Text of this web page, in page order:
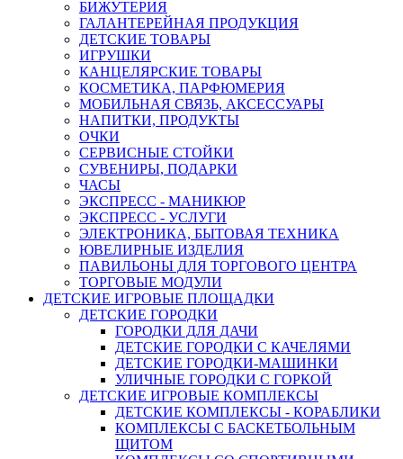
БИЖУТЕРИЯ
ГАЛАНТЕРЕЙНАЯ ПРОДУКЦИЯ
ДЕТСКИЕ ТОВАРЫ
ИГРУШКИ
КАНЦЕЛЯРСКИЕ ТОВАРЫ
КОСМЕТИКА, ПАРФЮМЕРИЯ
МОБИЛЬНАЯ СВЯЗЬ, АКСЕССУАРЫ
НАПИТКИ, ПРОДУКТЫ
ОЧКИ
СЕРВИСНЫЕ СТОЙКИ
СУВЕНИРЫ, ПОДАРКИ
ЧАСЫ
ЭКСПРЕСС - МАНИКЮР
ЭКСПРЕСС - УСЛУГИ
ЭЛЕКТРОНИКА, БЫТОВАЯ ТЕХНИКА
ЮВЕЛИРНЫЕ ИЗДЕЛИЯ
ПАВИЛЬОНЫ ДЛЯ ТОРГОВОГО ЦЕНТРА
ТОРГОВЫЕ МОДУЛИ
ДЕТСКИЕ ИГРОВЫЕ ПЛОЩАДКИ
ДЕТСКИЕ ГОРОДКИ
ГОРОДКИ ДЛЯ ДАЧИ
ДЕТСКИЕ ГОРОДКИ С КАЧЕЛЯМИ
ДЕТСКИЕ ГОРОДКИ-МАШИНКИ
УЛИЧНЫЕ ГОРОДКИ С ГОРКОЙ
ДЕТСКИЕ ИГРОВЫЕ КОМПЛЕКСЫ
ДЕТСКИЕ КОМПЛЕКСЫ - КОРАБЛИКИ
КОМПЛЕКСЫ С БАСКЕТБОЛЬНЫМ
ЩИТОМ